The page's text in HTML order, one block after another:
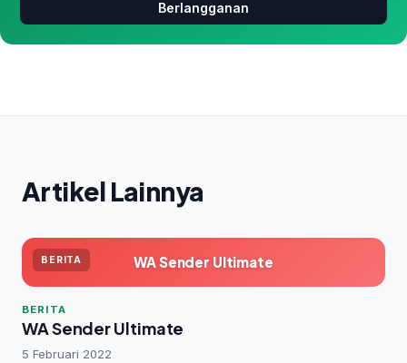
Berlangganan
Artikel Lainnya
BERITA WA Sender Ultimate
BERITA
WA Sender Ultimate
5 Februari 2022